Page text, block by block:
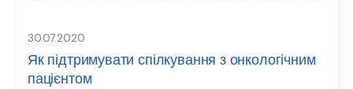
30.07.2020
Як підтримувати спілкування з онкологічним
пацієнтом